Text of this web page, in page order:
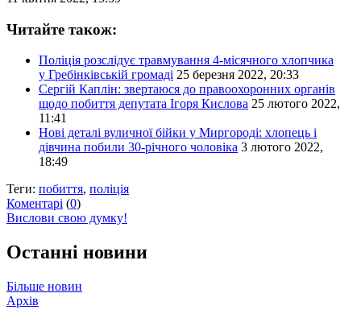
Читайте також:
Поліція розслідує травмування 4-місячного хлопчика
у Гребінківській громаді 25 березня 2022, 20:33
Сергій Каплін: звертаюся до правоохоронних органів
щодо побиття депутата Ігоря Кислова 25 лютого 2022,
11:41
Нові деталі вуличної бійки у Миргороді: хлопець і
дівчина побили 30-річного чоловіка 3 лютого 2022,
18:49
Теги: побиття, поліція
Коментарі (0)
Вислови свою думку!
Останні новини
Більше новин
Архів